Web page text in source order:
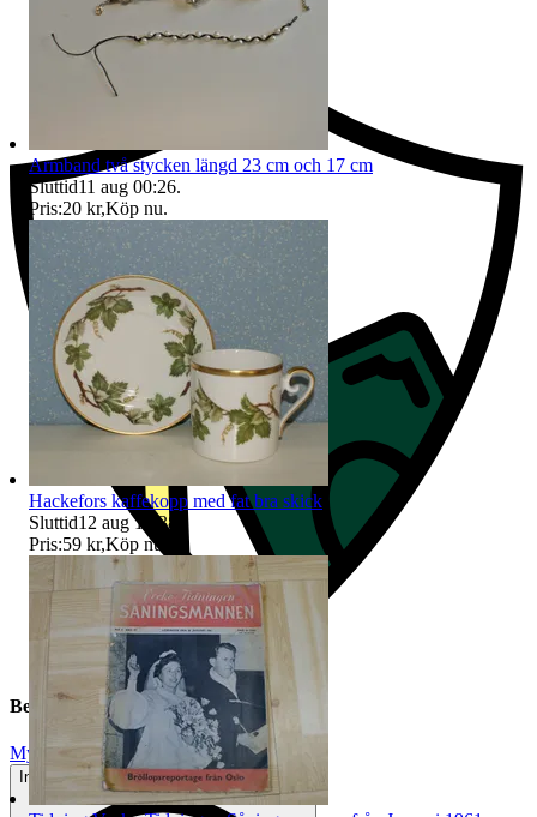
Ersättning om du inte får din vara
Beskrivning
Mycket gott skick
Inga eller minimala tecken på användning
Armband två stycken längd 23 cm och 17 cm
Sluttid11 aug 00:26.
Pris:20 kr,Köp nu.
Hackefors kaffekopp med fat bra skick
Sluttid12 aug 13:38
Pris:59 kr,Köp nu